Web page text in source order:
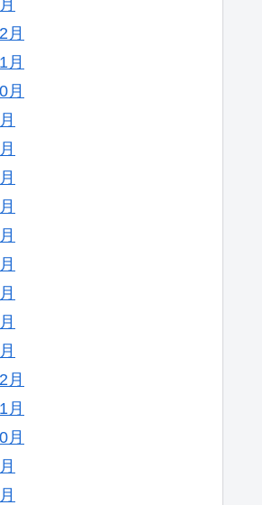
月
月
月
月
月
月